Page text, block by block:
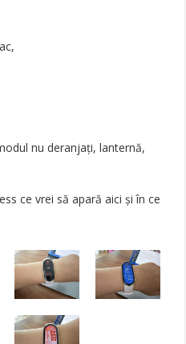
nu deranjați, lanternă,
ce vrei să apară aici și în ce